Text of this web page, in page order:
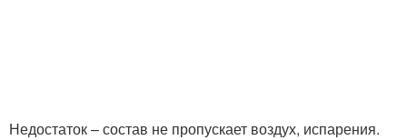
Недостаток – состав не пропускает воздух, испарения.